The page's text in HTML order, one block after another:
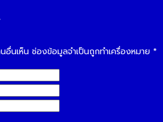
อื่นเห็น ช่องข้อมูลจำเป็นถูกทำเครื่องหมาย *